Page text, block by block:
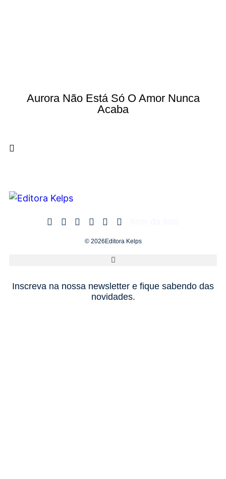
Aurora Não Está Só O Amor Nunca
Acaba
© 2026Editora Kelps
Inscreva na nossa newsletter e fique sabendo das
novidades.